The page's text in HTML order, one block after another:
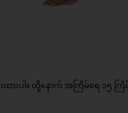
ပါ။ ထို့နောက် အကြိမ်ရေ ၁၅ ကြိ